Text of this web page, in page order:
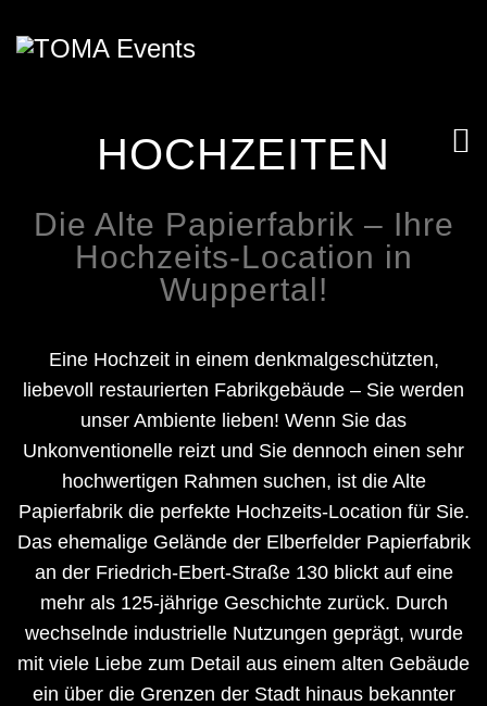
HOCHZEITEN
Die Alte Papierfabrik – Ihre
Hochzeits-Location in
Wuppertal!
Eine Hochzeit in einem denkmalgeschützten,
liebevoll restaurierten Fabrikgebäude – Sie werden
unser Ambiente lieben! Wenn Sie das
Unkonventionelle reizt und Sie dennoch einen sehr
hochwertigen Rahmen suchen, ist die Alte
Papierfabrik die perfekte Hochzeits-Location für Sie.
Das ehemalige Gelände der Elberfelder Papierfabrik
an der Friedrich-Ebert-Straße 130 blickt auf eine
mehr als 125-jährige Geschichte zurück. Durch
wechselnde industrielle Nutzungen geprägt, wurde
mit viele Liebe zum Detail aus einem alten Gebäude
ein über die Grenzen der Stadt hinaus bekannter